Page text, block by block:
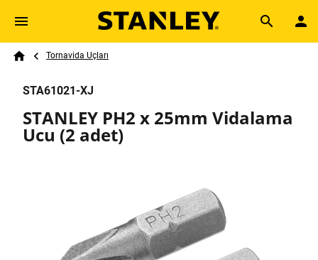
Skip to main content
Search
Breadcrumb
Tornavida Uçları
STA61021-XJ
STANLEY PH2 x 25mm Vidalama
Ucu (2 adet)